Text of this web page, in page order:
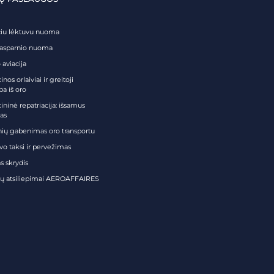
lėktuvu nuoma
nuoma
aviacija
orlaiviai ir greitoji
iš oro
repatriacija: išsamus
gabenimas oro transportu
taksi ir pervežimas
skrydis
atsiliepimai AEROAFFAIRES